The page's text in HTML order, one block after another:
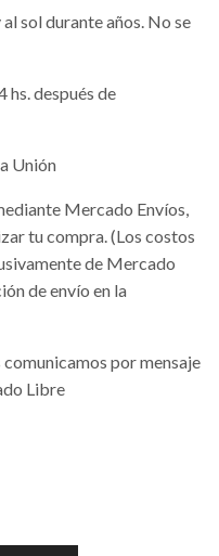
sol durante años. No se
después de
Unión
Mercado Envíos,
tu compra. (Los costos
de Mercado
de envío en la
por mensaje
Libre